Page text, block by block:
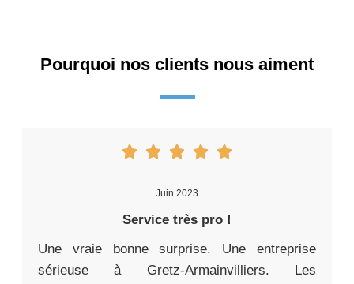
Pourquoi nos clients nous aiment
Juin 2023
Service très pro !
Une vraie bonne surprise. Une entreprise
sérieuse à Gretz-Armainvilliers. Les